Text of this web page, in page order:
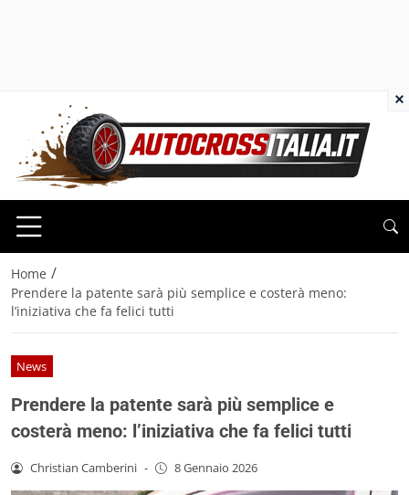
Home /
Prendere la patente sarà più semplice e costerà meno:
l’iniziativa che fa felici tutti
News
Prendere la patente sarà più semplice e
costerà meno: l’iniziativa che fa felici tutti
Christian Camberini - 8 Gennaio 2026
×